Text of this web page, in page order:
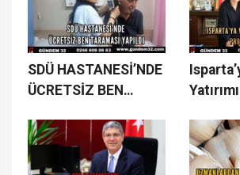
SDÜ HASTANESİ’NDE
ÜCRETSİZ BEN